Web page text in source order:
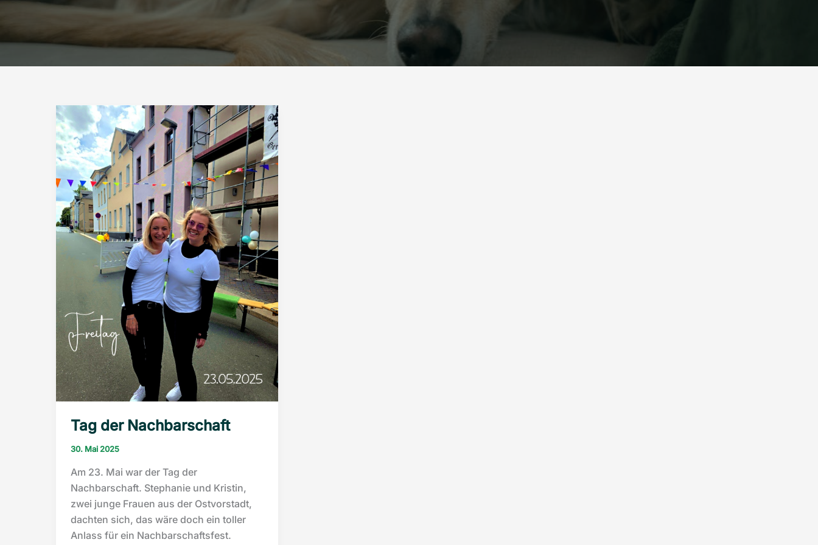
Tag der Nachbarschaft
30. Mai 2025
Am 23. Mai war der Tag der
Nachbarschaft. Stephanie und Kristin,
zwei junge Frauen aus der Ostvorstadt,
dachten sich, das wäre doch ein toller
Anlass für ein Nachbarschaftsfest.